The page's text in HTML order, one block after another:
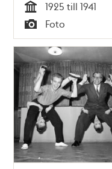
teaterchef. Under
40-talet var han
teaterchef för
teatern (1939-41)
Oscarsteatern
47)
Tid
1925 till 1941
Typ
Foto